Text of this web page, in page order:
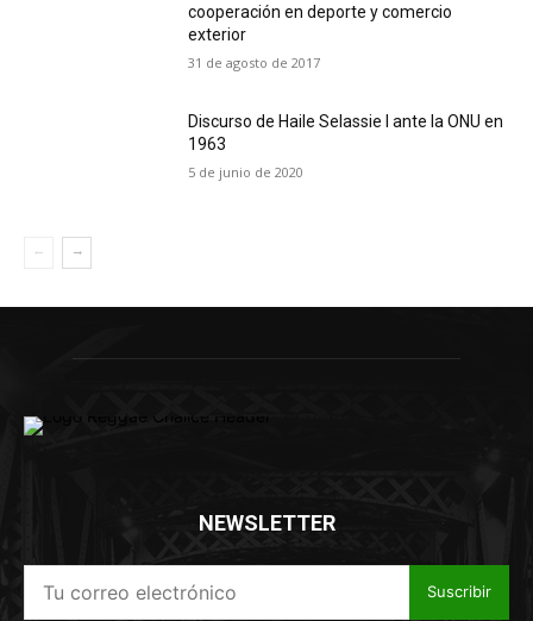
cooperación en deporte y comercio
exterior
31 de agosto de 2017
Discurso de Haile Selassie I ante la ONU en
1963
5 de junio de 2020
NEWSLETTER
Suscribir